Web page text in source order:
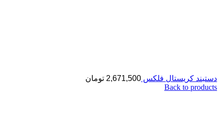
دستبند کریستال فلکس 2,671,500 تومان
Back to products